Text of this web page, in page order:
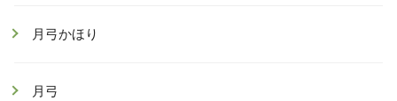
月弓かほり
月弓